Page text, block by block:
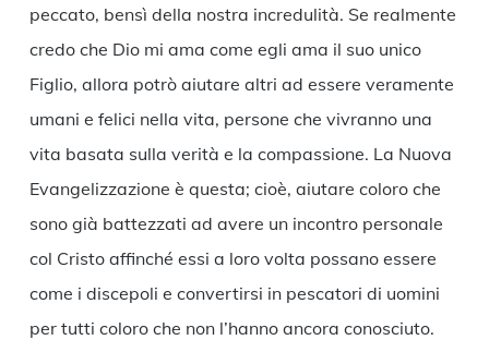
peccato, bensì della nostra incredulità. Se realmente
credo che Dio mi ama come egli ama il suo unico
Figlio, allora potrò aiutare altri ad essere veramente
umani e felici nella vita, persone che vivranno una
vita basata sulla verità e la compassione. La Nuova
Evangelizzazione è questa; cioè, aiutare coloro che
sono già battezzati ad avere un incontro personale
col Cristo affinché essi a loro volta possano essere
come i discepoli e convertirsi in pescatori di uomini
per tutti coloro che non l’hanno ancora conosciuto.